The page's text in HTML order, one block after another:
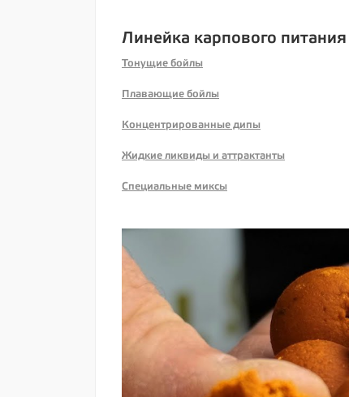
Линейка карпового
Тонущие бойлы
Плавающие бойлы
Концентрированные дипы
Жидкие ликвиды и аттрактанты
Специальные миксы